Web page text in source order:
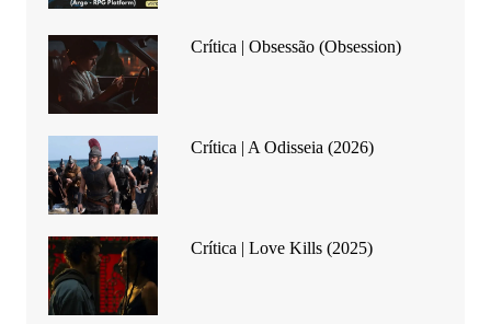
Crítica | Obsessão (Obsession)
Crítica | A Odisseia (2026)
Crítica | Love Kills (2025)